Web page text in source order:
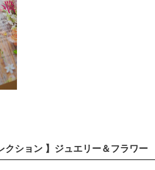
クション 】ジュエリー＆フラワー